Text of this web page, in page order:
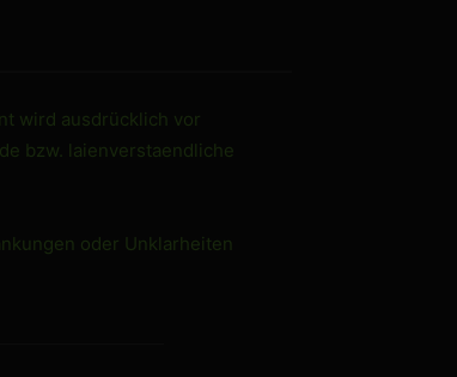
wird ausdrücklich vor
bzw. laienverstaendliche
oder Unklarheiten